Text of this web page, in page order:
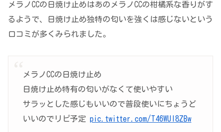
メラノCCの日焼け止めはあのメラノCCの柑橘系な香りがす
るようで、日焼け止め独特の匂いを強くは感じないという
口コミが多くみられました。
メラノCCの日焼け止め
日焼け止め特有の匂いがなくて使いやすい
サラッとした感じもいいので普段使いにちょうど
いいのでリピ予定 pic.twitter.com/T46WUI8ZBw